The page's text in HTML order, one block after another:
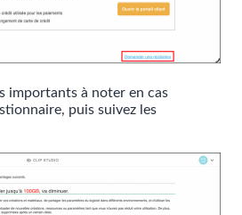
importants à noter en cas
puis suivez les